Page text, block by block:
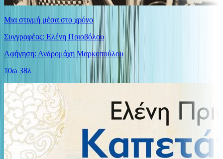
Μια στιγμή μέσα στο χρόνο
Συγγραφέας: Ελένη Πριοβόλου
Αφήγηση: Ανδρομάχη Μαρκοπούλου
10ω 38λ